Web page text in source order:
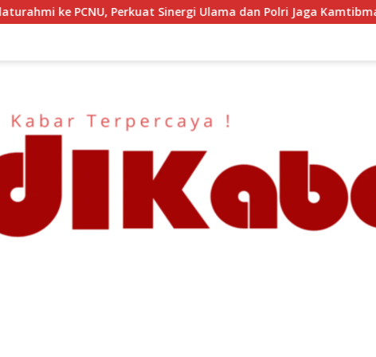
dan Polri Jaga Kamtibmas Khususnya Persoalan Sosial